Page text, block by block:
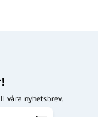
våra nyhetsbrev.